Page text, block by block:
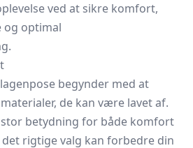
ved at sikre komfort,
og optimal
begynder med at
de kan være lavet af.
betydning for både komfort
rigtige valg kan forbedre din